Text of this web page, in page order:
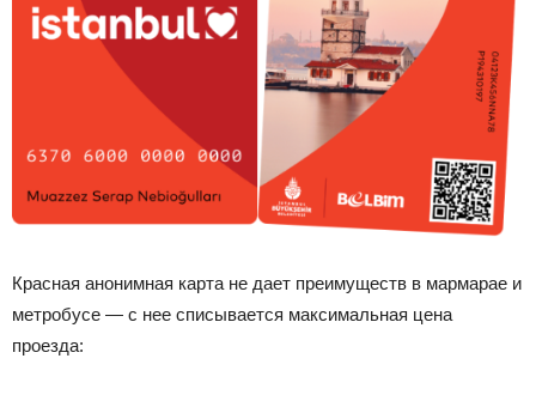
Красная анонимная карта не дает преимуществ в мармарае и
метробусе — с нее списывается максимальная цена
проезда: